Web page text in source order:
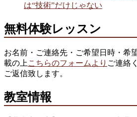
は“技術”だけじゃない
無料体験レッスン
お名前・ご連絡先・ご希望日時・希
載の上 こちらのフォームより ご連絡
ご返信致します。
教室情報